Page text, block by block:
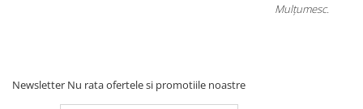
Newsletter Nu rata ofertele si promotiile noastre